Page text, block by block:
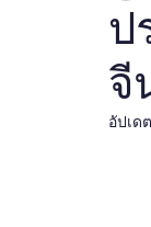
ป
จี
อัปเด